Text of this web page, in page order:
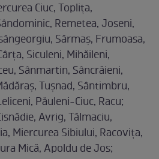
Ciuc, Toplița,
Remetea, Joseni,
Sărmaș, Frumoasa,
Siculeni, Mihăileni,
Sânmartin, Sâncrăieni,
Tușnad, Sântimbru,
Păuleni-Ciuc, Racu;
Avrig, Tălmaciu,
Miercurea Sibiului, Racovița,
Mică, Apoldu de Jos;